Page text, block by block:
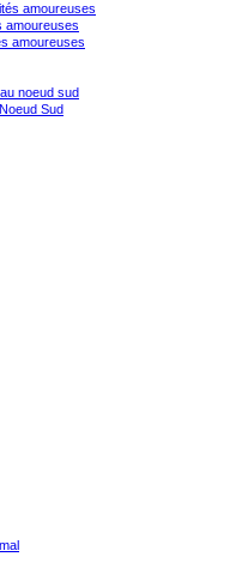
amoureuses
amoureuses
amoureuses
noeud sud
Sud